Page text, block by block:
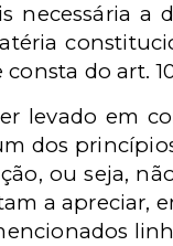
necessária
do art.
levado em
dos
ou seja,
a apreciar,